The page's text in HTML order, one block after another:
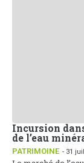
Incursion
de l’eau
PATRIMOINE - 31